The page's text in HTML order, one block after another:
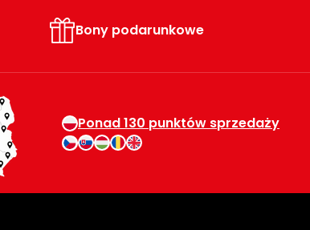
Bony podarunkowe
Ponad 130 punktów sprzedaży